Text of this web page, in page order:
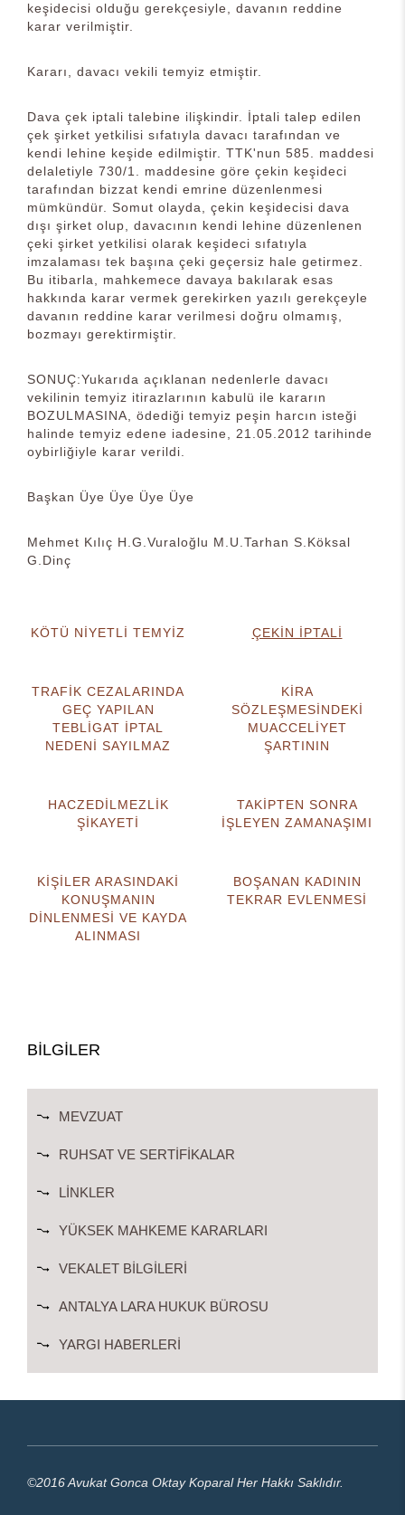
keşidecisi olduğu gerekçesiyle, davanın reddine
karar verilmiştir.
Kararı, davacı vekili temyiz etmiştir.
Dava çek iptali talebine ilişkindir. İptali talep edilen
çek şirket yetkilisi sıfatıyla davacı tarafından ve
kendi lehine keşide edilmiştir. TTK'nun 585. maddesi
delaletiyle 730/1. maddesine göre çekin keşideci
tarafından bizzat kendi emrine düzenlenmesi
mümkündür. Somut olayda, çekin keşidecisi dava
dışı şirket olup, davacının kendi lehine düzenlenen
çeki şirket yetkilisi olarak keşideci sıfatıyla
imzalaması tek başına çeki geçersiz hale getirmez.
Bu itibarla, mahkemece davaya bakılarak esas
hakkında karar vermek gerekirken yazılı gerekçeyle
davanın reddine karar verilmesi doğru olmamış,
bozmayı gerektirmiştir.
SONUÇ:Yukarıda açıklanan nedenlerle davacı
vekilinin temyiz itirazlarının kabulü ile kararın
BOZULMASINA, ödediği temyiz peşin harcın isteği
halinde temyiz edene iadesine, 21.05.2012 tarihinde
oybirliğiyle karar verildi.
Başkan Üye Üye Üye Üye
Mehmet Kılıç H.G.Vuraloğlu M.U.Tarhan S.Köksal
G.Dinç
KÖTÜ NİYETLİ TEMYİZ ÇEKİN İPTALİ
TRAFİK CEZALARINDA
GEÇ YAPILAN
TEBLİGAT İPTAL
NEDENİ SAYILMAZ
KİRA
SÖZLEŞMESİNDEKİ
MUACCELİYET
ŞARTININ
HACZEDİLMEZLİK
ŞİKAYETİ
TAKİPTEN SONRA
İŞLEYEN ZAMANAŞIMI
KİŞİLER ARASINDAKİ
KONUŞMANIN
DİNLENMESİ VE KAYDA
ALINMASI
BOŞANAN KADININ
TEKRAR EVLENMESİ
BİLGİLER
MEVZUAT
RUHSAT VE SERTIFIKALAR
LINKLER
YÜKSEK MAHKEME KARARLARI
VEKALET BILGILERI
ANTALYA LARA HUKUK BÜROSU
YARGI HABERLERI
©2016 Avukat Gonca Oktay Koparal Her Hakkı Saklıdır.